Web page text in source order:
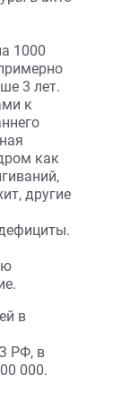
1000
3 лет.
к
как
другие
в
РФ, в
000.